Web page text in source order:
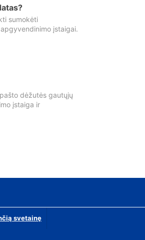
sumokėti
įstaigai.
dėžutės gautųjų
įstaiga ir
svetainę